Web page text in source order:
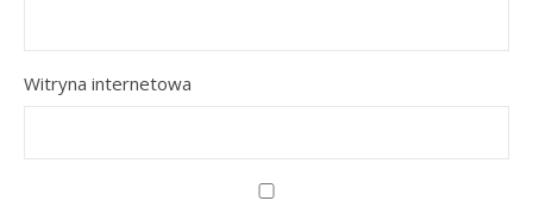
Witryna internetowa